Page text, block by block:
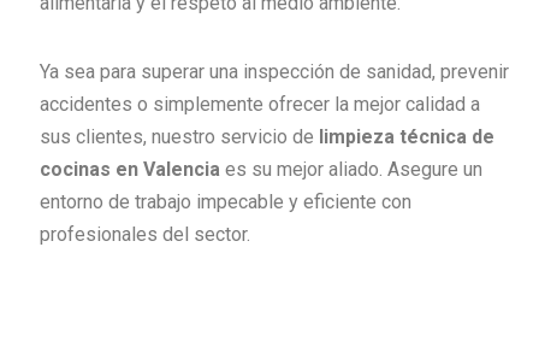
Ya sea para superar una inspección de sanidad, prevenir
accidentes o simplemente ofrecer la mejor calidad a
sus clientes, nuestro servicio de limpieza técnica de
cocinas en Valencia es su mejor aliado. Asegure un
entorno de trabajo impecable y eficiente con
profesionales del sector.